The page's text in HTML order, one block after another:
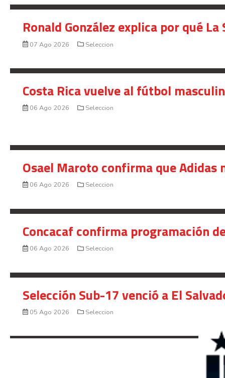
Ronald González explica por qué
07 Ago 2026 Seleccion
Costa Rica vuelve al fútbol
06 Ago 2026 Seleccion
Osael Maroto confirma que Adidas
06 Ago 2026 Seleccion
Concacaf confirma programación
06 Ago 2026 Seleccion
Selección Sub-17 venció a El
05 Ago 2026 Seleccion